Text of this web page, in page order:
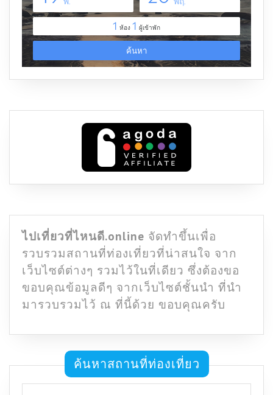
ไปเที่ยวที่ไหนดี.online จัดทำขึ้นเพื่อ
รวบรวมสถานที่ท่องเที่ยวที่น่าสนใจ จาก
เว็บไซต์ต่างๆ รวมไว้ในที่เดียว ซึ่งต้องขอ
ขอบคุณข้อมูลดีๆ จากเว็บไซต์ชั้นนำ ที่นำ
มารวบรวมไว้ ณ ที่นี้ด้วย ขอบคุณครับ
ค้นหาสถานที่ท่องเที่ยว